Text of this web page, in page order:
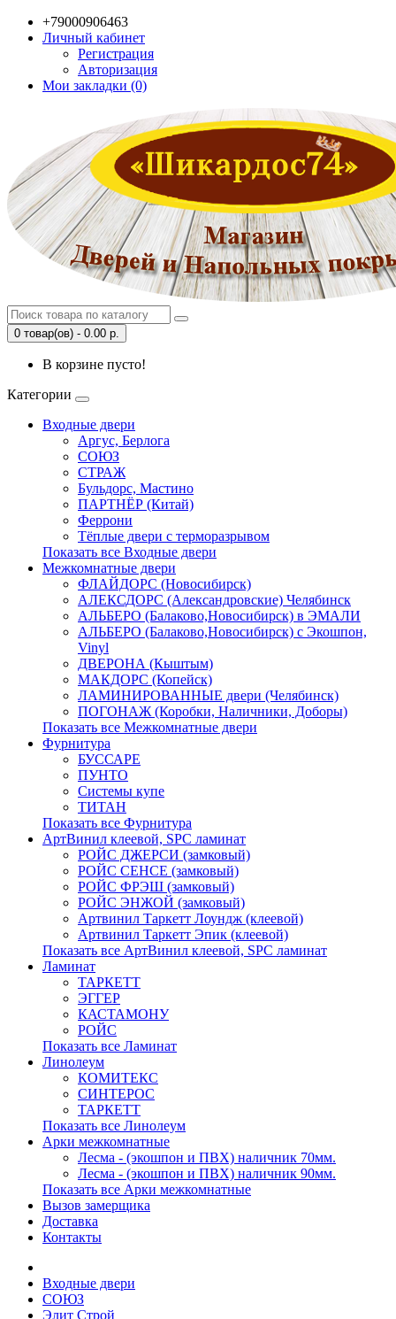
+79000906463
Личный кабинет
Регистрация
Авторизация
Мои закладки (0)
0 товар(ов) - 0.00 р.
В корзине пусто!
Категории
Входные двери
Аргус, Берлога
СОЮЗ
СТРАЖ
Бульдорс, Мастино
ПАРТНЁР (Китай)
Феррони
Тёплые двери с терморазрывом
Показать все Входные двери
Межкомнатные двери
ФЛАЙДОРС (Новосибирск)
АЛЕКСДОРС (Александровские) Челябинск
АЛЬБЕРО (Балаково,Новосибирск) в ЭМАЛИ
АЛЬБЕРО (Балаково,Новосибирск) с Экошпон,
Vinyl
ДВЕРОНА (Кыштым)
МАКДОРС (Копейск)
ЛАМИНИРОВАННЫЕ двери (Челябинск)
ПОГОНАЖ (Коробки, Наличники, Доборы)
Показать все Межкомнатные двери
Фурнитура
БУССАРЕ
ПУНТО
Системы купе
ТИТАН
Показать все Фурнитура
АртВинил клеевой, SPC ламинат
РОЙС ДЖЕРСИ (замковый)
РОЙС СЕНСЕ (замковый)
РОЙС ФРЭШ (замковый)
РОЙС ЭНЖОЙ (замковый)
Артвинил Таркетт Лоундж (клеевой)
Артвинил Таркетт Эпик (клеевой)
Показать все АртВинил клеевой, SPC ламинат
Ламинат
ТАРКЕТТ
ЭГГЕР
КАСТАМОНУ
РОЙС
Показать все Ламинат
Линолеум
КОМИТЕКС
СИНТЕРОС
ТАРКЕТТ
Показать все Линолеум
Арки межкомнатные
Лесма - (экошпон и ПВХ) наличник 70мм.
Лесма - (экошпон и ПВХ) наличник 90мм.
Показать все Арки межкомнатные
Вызов замерщика
Доставка
Контакты
Входные двери
СОЮЗ
Элит Строй